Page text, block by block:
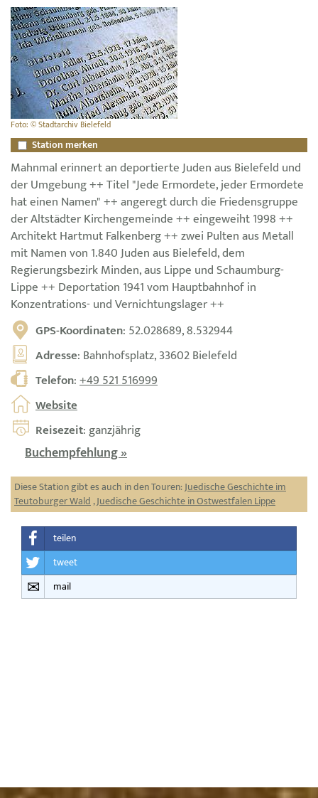
Foto: © Stadtarchiv Bielefeld
Station merken
Mahnmal erinnert an deportierte Juden aus Bielefeld und
der Umgebung ++ Titel "Jede Ermordete, jeder Ermordete
hat einen Namen" ++ angeregt durch die Friedensgruppe
der Altstädter Kirchengemeinde ++ eingeweiht 1998 ++
Architekt Hartmut Falkenberg ++ zwei Pulten aus Metall
mit Namen von 1.840 Juden aus Bielefeld, dem
Regierungsbezirk Minden, aus Lippe und Schaumburg-
Lippe ++ Deportation 1941 vom Hauptbahnhof in
Konzentrations- und Vernichtungslager ++
GPS-Koordinaten: 52.028689, 8.532944
Adresse: Bahnhofsplatz, 33602 Bielefeld
Telefon:+49 521 516999
Website
Reisezeit: ganzjährig
Buchempfehlung »
Diese Station gibt es auch in den Touren:Juedische Geschichte im
Teutoburger Wald,Juedische Geschichte in Ostwestfalen Lippe
teilen
tweet
mail